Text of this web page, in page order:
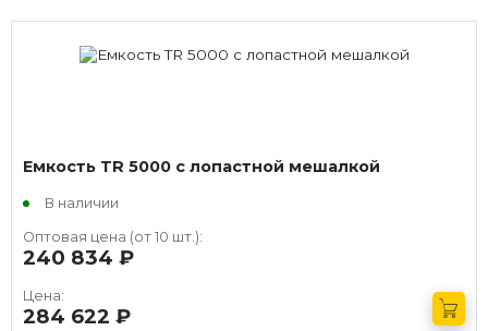
Емкость TR 5000 с лопастной мешалкой
В наличии
Оптовая цена (от 10 шт.):
240 834
Цена:
284 622